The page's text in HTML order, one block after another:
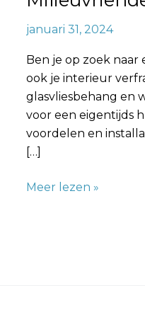
januari 31, 2024
Ben je op zoek
ook je interieur
glasvliesbehang en
voor een eigentijds
voordelen en
[…]
Meer lezen »